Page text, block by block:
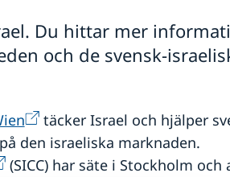
Du hittar mer
och de svensk-
täcker Israel och hjälper
den israeliska marknaden.
(SICC) har säte i Stockholm och